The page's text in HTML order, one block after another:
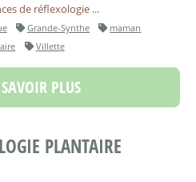
de réflexologie ...
Grande-Synthe
maman
Villette
PLUS
PLANTAIRE